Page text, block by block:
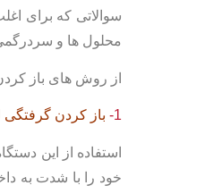
سوالاتی که برای
محلول ها و سردرگمی
از روش های باز
1- باز کردن گرفتگی
استفاده از این
خود را با شدت به